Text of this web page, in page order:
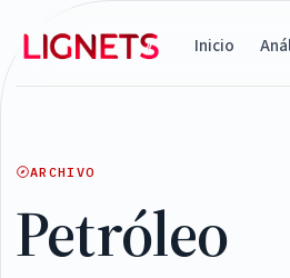
Inicio
ARCHIVO
Petróleo